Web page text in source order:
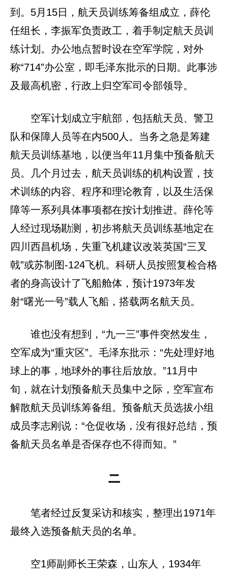
到。5月15日，航天员训练筹备组成立，薛伦
任组长，李振军负责政工，着手制定航天员训
练计划。办公地点暂时设在空军学院，对外
称“714”办公室，即毛泽东批示的日期。此事涉
及最高机密，行政上归空军司令部领导。
空军计划成立宇航部，包括航天员、警卫
队和保障人员等在内500人。当务之急是筹建
航天员训练基地，以便当年11月集中预备航天
员。几个月过去，航天员训练的机构设置，技
术训练的内容、程序和理论教育，以及生活保
障等一系列具体事项都在按计划推进。薛伦等
人经过现场勘测，初步将航天员训练基地定在
四川西昌机场，失重飞机建议改装英国“三叉
戟”或苏制图-124飞机。科研人员按照复检合格
者的身高设计了飞船舱体，预计1973年发
射“曙光一号”载人飞船，搭载两名航天员。
谁也没有想到，“九一三”事件突然发生，
空军成为“重灾区”。毛泽东批示：“先处理好地
球上的事，地球外的事往后放放。”11月中
旬，就在计划预备航天员集中之际，空军宣布
解散航天员训练筹备组。预备航天员选拔小组
成员李志刚说：“仓促收场，没有很好总结，预
备航天员名单是否保存也不得而知。”
二
笔者经过反复采访和核实，整理出1971年
最终入选预备航天员的名单。
空1师副师长王荣森，山东人，1934年